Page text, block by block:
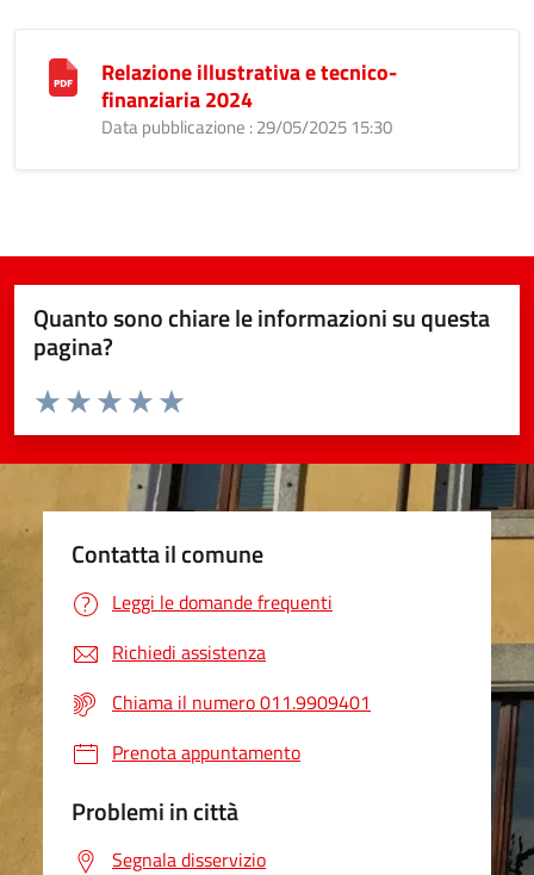
Relazione illustrativa e tecnico-
finanziaria 2024
Data pubblicazione : 29/05/2025 15:30
Quanto sono chiare le informazioni su questa
pagina?
Valuta da 1 a 5 stelle la pagina
Valuta 5 stelle su 5
Valuta 4 stelle su 5
Valuta 3 stelle su 5
Valuta 2 stelle su 5
Valuta 1 stelle su 5
Contatta il comune
Leggi le domande frequenti
Richiedi assistenza
Chiama il numero 011.9909401
Prenota appuntamento
Problemi in città
Segnala disservizio